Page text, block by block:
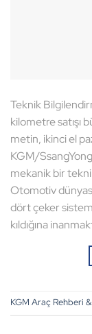
Teknik
kilometre satışı
metin, ikinci el
KGM/
mekanik bir
Otomotiv
dört çeker
kıldığına
KGM Araç Rehberi